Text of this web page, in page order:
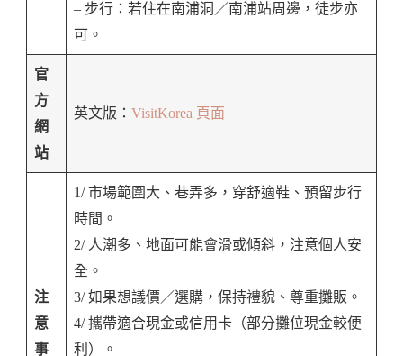
– 步行：若住在南浦洞／南浦站周邊，徒步亦
可。
官
方
網
站
英文版： VisitKorea 頁面
注
意
事
1/ 市場範圍大、巷弄多，穿舒適鞋、預留步行
時間。
2/ 人潮多、地面可能會滑或傾斜，注意個人安
全。
3/ 如果想議價／選購，保持禮貌、尊重攤販。
4/ 攜帶適合現金或信用卡（部分攤位現金較便
利）。